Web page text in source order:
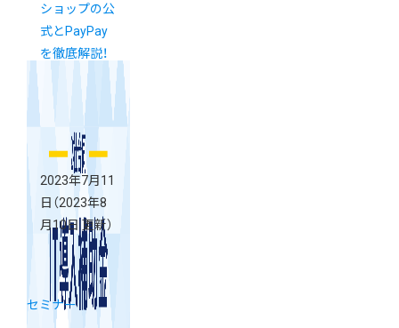
ショップの公
式とPayPay
を徹底解説！
WEBセミナー
2023年7月11
日 （2023年8
月10日 更新）
セミナー